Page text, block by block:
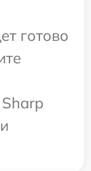
готово